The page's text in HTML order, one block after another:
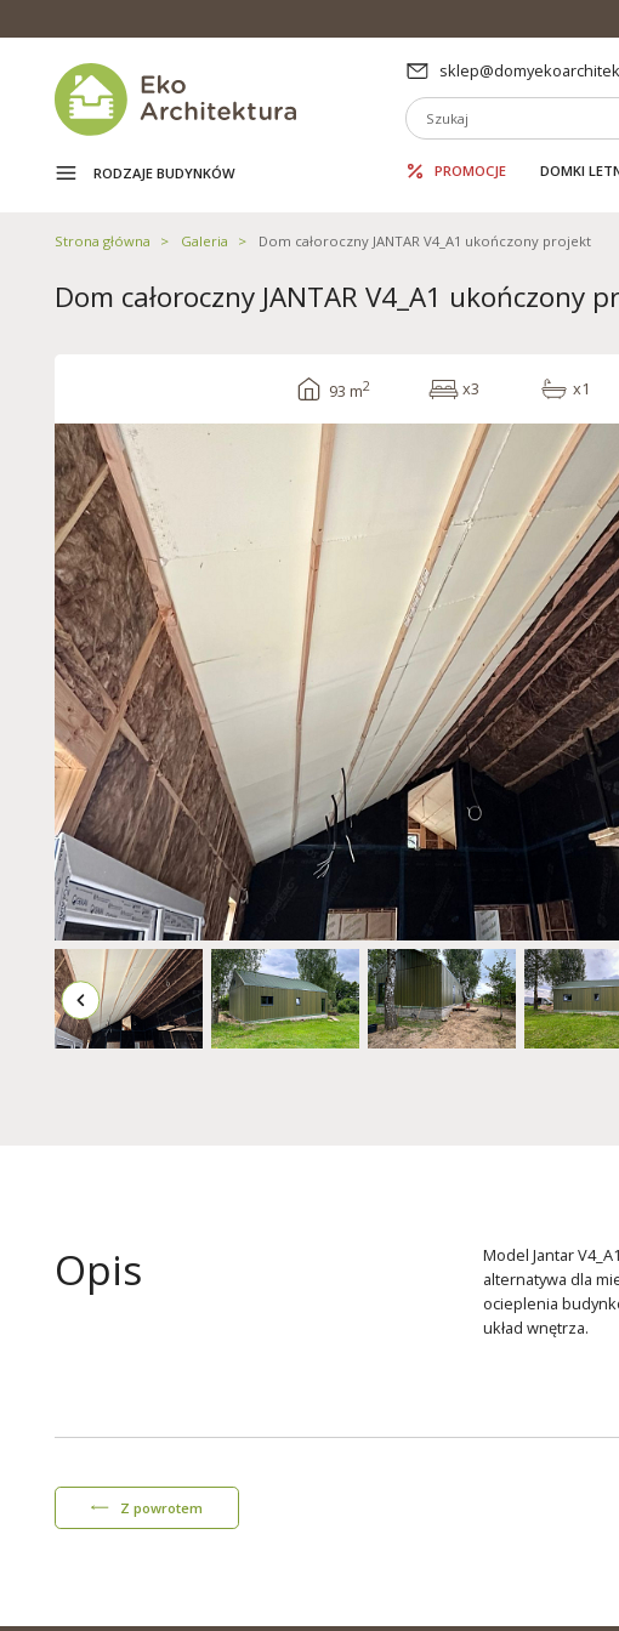
RODZAJE BUDYNKÓW PROMOCJE DOMKI
Strona główna Galeria Dom całoroczny JANTAR V4_A1 ukończony projekt
Dom całoroczny JANTAR V4_A1 ukończony
93 m2 x3 x1
Opis
Model Jantar
alternatywa dla
ocieplenia
układ wnętrza.
Z powrotem